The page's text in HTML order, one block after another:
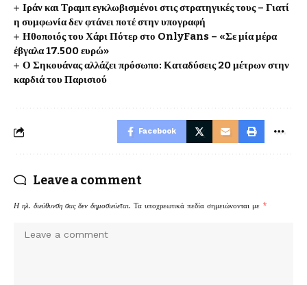
Ιράν και Τραμπ εγκλωβισμένοι στις στρατηγικές τους – Γιατί
η συμφωνία δεν φτάνει ποτέ στην υπογραφή
Ηθοποιός του Χάρι Πότερ στο OnlyFans – «Σε μία μέρα
έβγαλα 17.500 ευρώ»
Ο Σηκουάνας αλλάζει πρόσωπο: Καταδύσεις 20 μέτρων στην
καρδιά του Παρισιού
Facebook
Leave a comment
Η ηλ. διεύθυνση σας δεν δημοσιεύεται. Τα υποχρεωτικά πεδία σημειώνονται με *